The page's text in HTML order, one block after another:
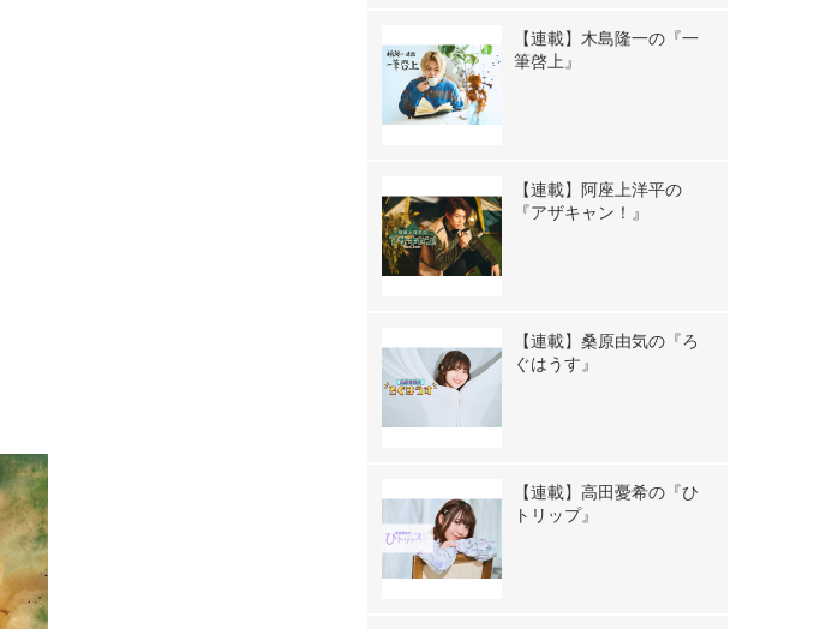
【連載】木島隆一の『一
筆啓上』
【連載】阿座上洋平の
『アザキャン！』
【連載】桑原由気の『ろ
ぐはうす』
【連載】高田憂希の『ひ
トリップ』